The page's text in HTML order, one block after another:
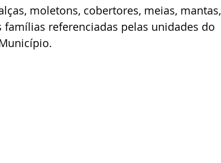
moletons, cobertores, meias, mantas,
referenciadas pelas unidades do